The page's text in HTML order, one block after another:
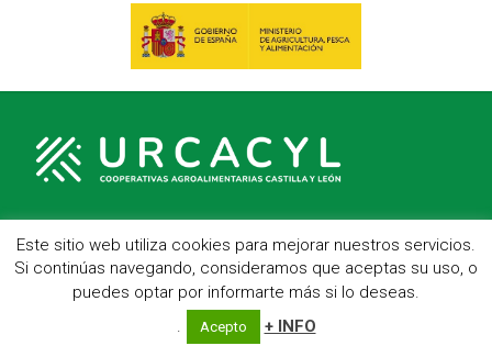
C/ Hípica, 1, entreplanta - 47007 Valladolid
Telf.: 983 23 95 15 - Fax: 983 22 23 56 -Aviso Legal
Este sitio web utiliza cookies para mejorar nuestros servicios.
Si continúas navegando, consideramos que aceptas su uso, o
puedes optar por informarte más si lo deseas.
.
Acepto + INFO